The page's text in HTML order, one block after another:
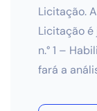
Licitação.
Licitação é
n.° 1 –
fará a